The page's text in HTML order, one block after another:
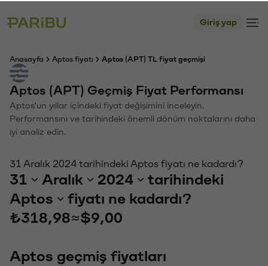
Giriş yap
Anasayfa Aptos fiyatı Aptos (APT) TL fiyat geçmişi
Aptos (APT) Geçmiş Fiyat Performansı
Aptos'un yıllar içindeki fiyat değişimini inceleyin.
Performansını ve tarihindeki önemli dönüm noktalarını daha
iyi analiz edin.
31 Aralık 2024 tarihindeki Aptos fiyatı ne kadardı?
31 Aralık 2024
tarihindeki
Aptos
fiyatı ne kadardı?
₺318,98≈$9,00
Aptos geçmiş fiyatları